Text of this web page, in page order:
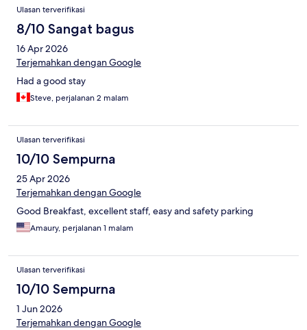
Ulasan terverifikasi
8/10 Sangat bagus
16 Apr 2026
Terjemahkan dengan Google
Had a good stay
Steve, perjalanan 2 malam
Ulasan terverifikasi
10/10 Sempurna
25 Apr 2026
Terjemahkan dengan Google
Good Breakfast, excellent staff, easy and safety parking
Amaury, perjalanan 1 malam
Ulasan terverifikasi
10/10 Sempurna
1 Jun 2026
Terjemahkan dengan Google